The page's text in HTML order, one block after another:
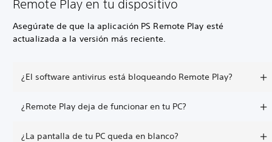
Remote Play en tu dispositivo
Asegúrate de que la aplicación PS Remote Play esté
actualizada a la versión más reciente.
¿El software antivirus está bloqueando Remote Play?
¿Remote Play deja de funcionar en tu PC?
¿La pantalla de tu PC queda en blanco?